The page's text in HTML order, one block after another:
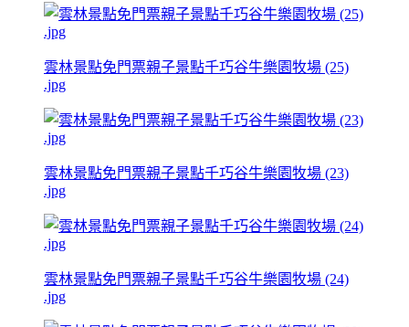
雲林景點免門票親子景點千巧谷牛樂園牧場 (25)
.jpg
雲林景點免門票親子景點千巧谷牛樂園牧場 (23)
.jpg
雲林景點免門票親子景點千巧谷牛樂園牧場 (24)
.jpg